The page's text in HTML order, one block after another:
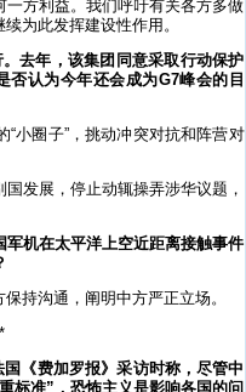
方利益。我们呼吁有关各方多做
为此发挥建设性作用。
去年，该集团同意采取行动保护
否认为今年还会成为G7峰会的目
小圈子”，挑动冲突对抗和阵营对
发展，停止动辄操弄涉华议题，
机在太平洋上空近距离接触事件
持沟通，阐明中方严正立场。
《费加罗报》采访时称，尽管中
标准”，恐怖主义是影响各国的问